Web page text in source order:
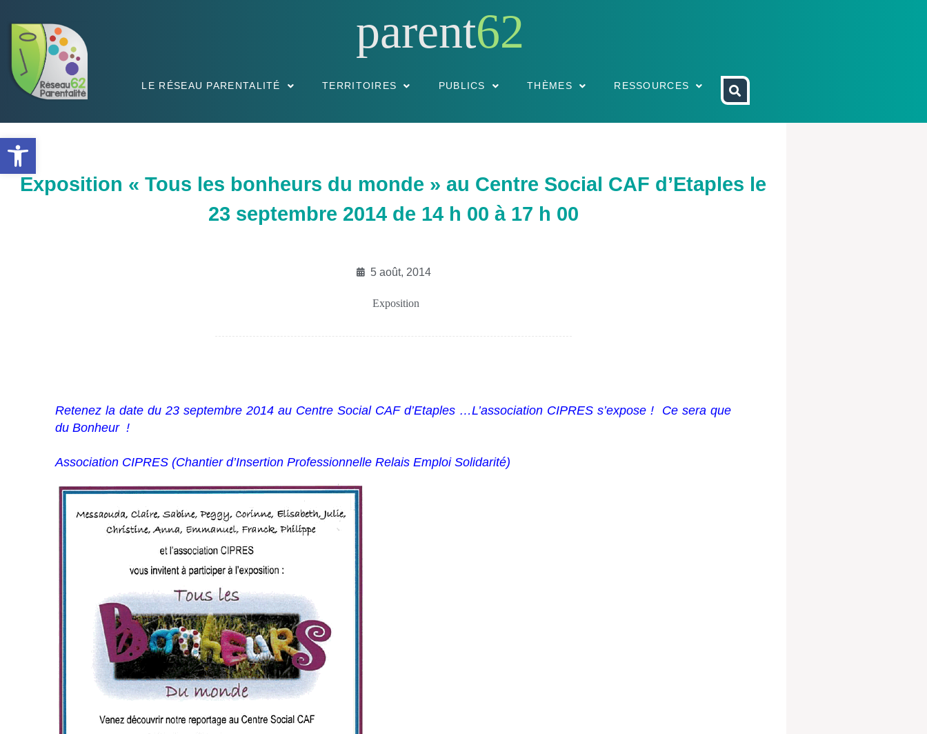
Ouvrir la barre d’outils
parent62
LE RÉSEAU PARENTALITÉ TERRITOIRES PUBLICS THÈMES RESSOURCES
Exposition « Tous les bonheurs du monde » au Centre Social CAF d’Etaples le
23 septembre 2014 de 14 h 00 à 17 h 00
5 août, 2014
Exposition
Retenez la date du 23 septembre 2014 au Centre Social CAF d’Etaples …L’association CIPRES s’expose ! Ce sera que
du Bonheur !
Association CIPRES (Chantier d’Insertion Professionnelle Relais Emploi Solidarité)